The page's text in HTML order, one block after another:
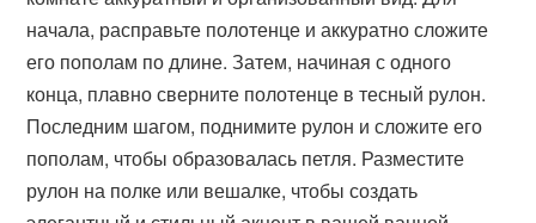
начала, расправьте полотенце и аккуратно сложите
его пополам по длине. Затем, начиная с одного
конца, плавно сверните полотенце в тесный рулон.
Последним шагом, поднимите рулон и сложите его
пополам, чтобы образовалась петля. Разместите
рулон на полке или вешалке, чтобы создать